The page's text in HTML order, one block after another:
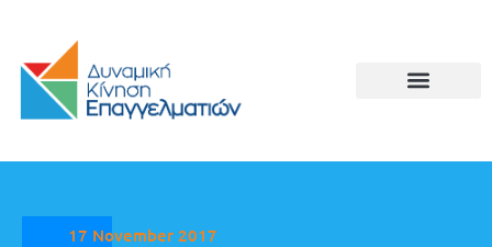
17 November 2017